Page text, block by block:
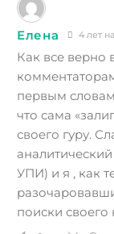
Елена 4 лет
Как все верно
первым
что сама
своего гуру.
УПИ) и я , как
поиски своего